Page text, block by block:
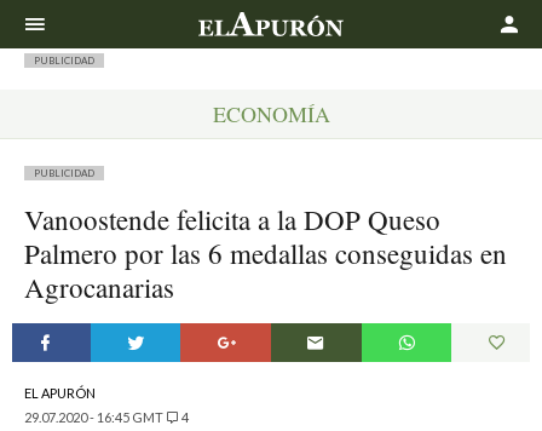
PUBLICIDAD
ECONOMÍA
PUBLICIDAD
Vanoostende felicita a la DOP Queso
Palmero por las 6 medallas conseguidas en
Agrocanarias
EL APURÓN
29.07.2020 - 16:45 GMT
4